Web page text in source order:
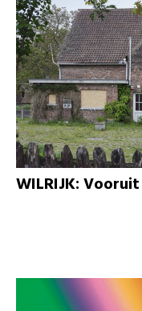
WILRIJK: